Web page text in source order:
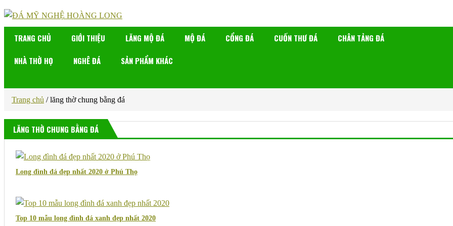
TRANG CHỦ GIỚI THIỆU LĂNG MỘ ĐÁ MỘ ĐÁ CỔNG ĐÁ CUỐN THƯ ĐÁ CHÂN TẢNG ĐÁ
NHÀ THỜ HỌ NGHÊ ĐÁ SẢN PHẨM KHÁC
Trang chủ /lăng thờ chung bằng đá
LĂNG THỜ CHUNG BẰNG ĐÁ
Long đình đá đẹp nhất 2020 ở Phú Thọ
Top 10 mẫu long đình đá xanh đẹp nhất 2020